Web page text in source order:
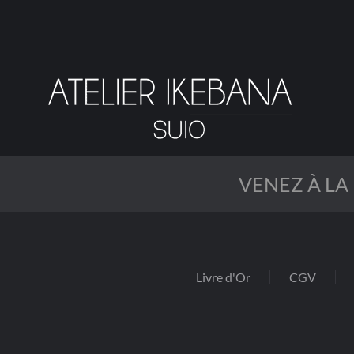
contenu
principal
VENEZ À LA
Livre d'Or CGV